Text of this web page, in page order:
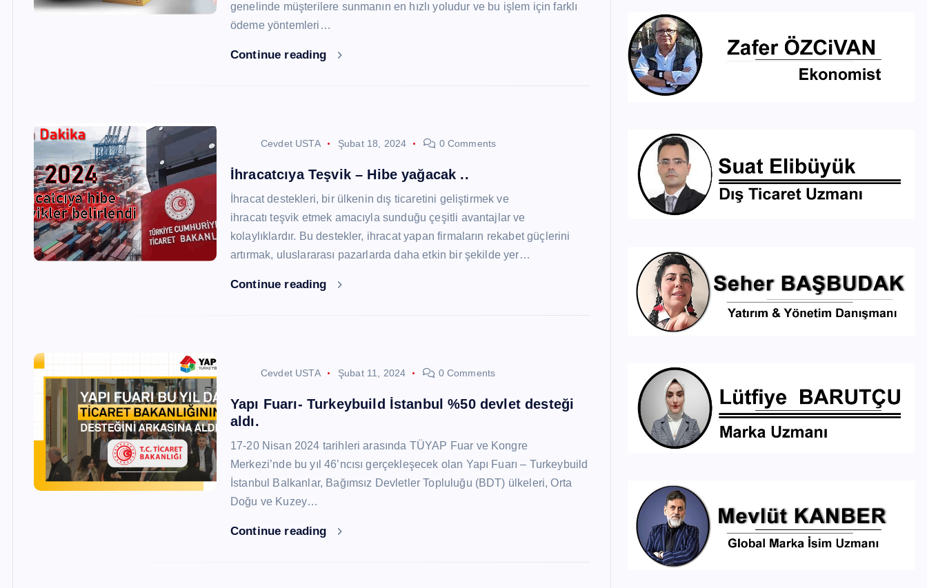
genelinde müşterilere sunmanın en hızlı yoludur ve bu işlem için farklı
ödeme yöntemleri…
Continue reading
Cevdet USTA Şubat 18, 2024 0 Comments
İhracatcıya Teşvik – Hibe yağacak ..
İhracat destekleri, bir ülkenin dış ticaretini geliştirmek ve
ihracatı teşvik etmek amacıyla sunduğu çeşitli avantajlar ve
kolaylıklardır. Bu destekler, ihracat yapan firmaların rekabet güçlerini
artırmak, uluslararası pazarlarda daha etkin bir şekilde yer…
Continue reading
Cevdet USTA Şubat 11, 2024 0 Comments
Yapı Fuarı- Turkeybuild İstanbul %50 devlet desteği
aldı.
17-20 Nisan 2024 tarihleri arasında TÜYAP Fuar ve Kongre
Merkezi’nde bu yıl 46’ncısı gerçekleşecek olan Yapı Fuarı – Turkeybuild
İstanbul Balkanlar, Bağımsız Devletler Topluluğu (BDT) ülkeleri, Orta
Doğu ve Kuzey…
Continue reading